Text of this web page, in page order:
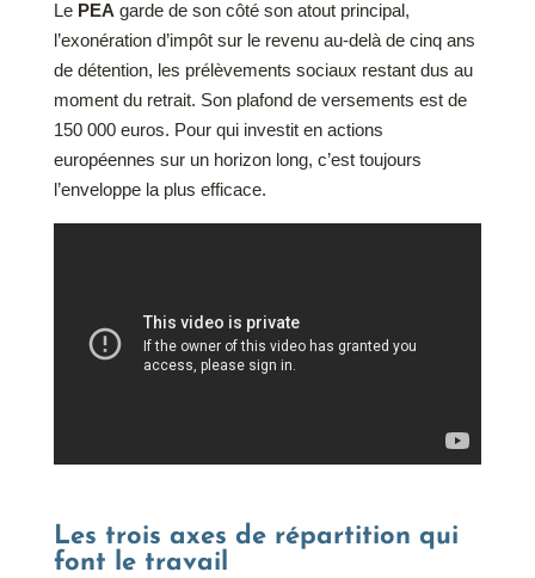
Le PEAgarde de son côté son atout principal,
l’exonération d’impôt sur le revenu au-delà de cinq ans
de détention, les prélèvements sociaux restant dus au
moment du retrait. Son plafond de versements est de
150 000 euros. Pour qui investit en actions
européennes sur un horizon long, c’est toujours
l’enveloppe la plus efficace.
Les trois axes de répartition qui
font le travail